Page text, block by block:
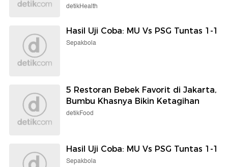
detikHealth
Hasil Uji Coba: MU Vs PSG Tuntas 1-1
Sepakbola
5 Restoran Bebek Favorit di Jakarta,
Bumbu Khasnya Bikin Ketagihan
detikFood
Hasil Uji Coba: MU Vs PSG Tuntas 1-1
Sepakbola